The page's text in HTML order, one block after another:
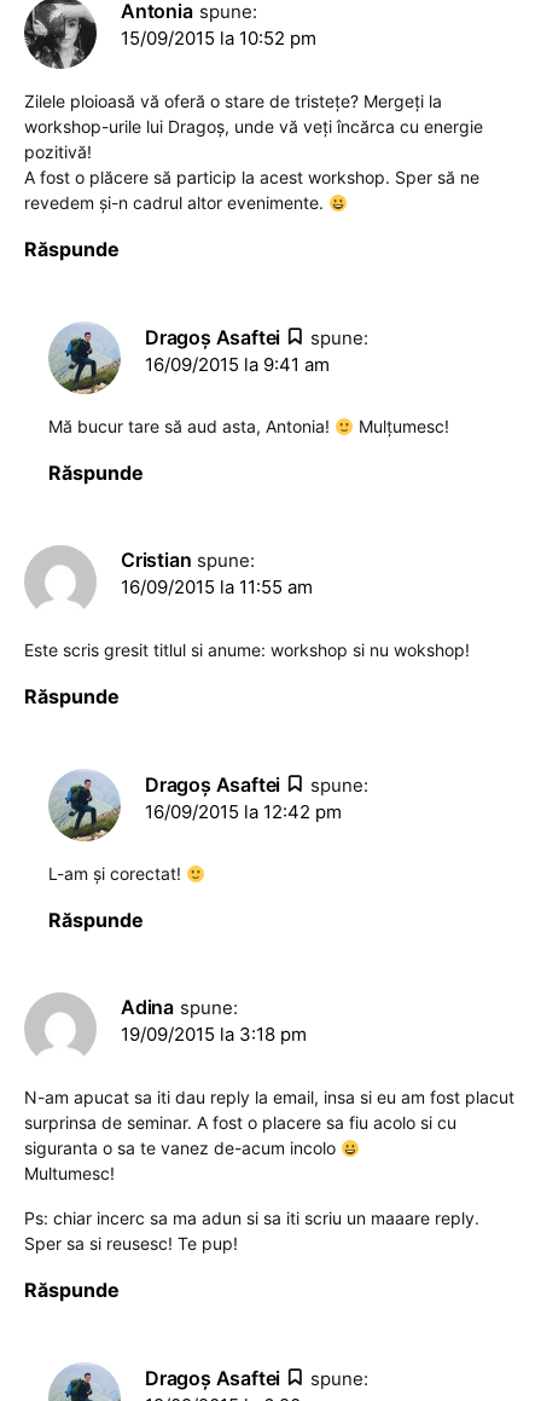
Antonia spune:
15/09/2015 la 10:52 pm
Zilele ploioasă vă oferă o stare de tristețe? Mergeți la
workshop-urile lui Dragoș, unde vă veți încărca cu energie
pozitivă!
A fost o plăcere să particip la acest workshop. Sper să ne
revedem și-n cadrul altor evenimente.
Răspunde
Dragoş Asaftei
spune:
16/09/2015 la 9:41 am
Mă bucur tare să aud asta, Antonia! Mulțumesc!
Răspunde
Cristian spune:
16/09/2015 la 11:55 am
Este scris gresit titlul si anume: workshop si nu wokshop!
Răspunde
Dragoş Asaftei
spune:
16/09/2015 la 12:42 pm
L-am și corectat!
Răspunde
Adina spune:
19/09/2015 la 3:18 pm
N-am apucat sa iti dau reply la email, insa si eu am fost placut
surprinsa de seminar. A fost o placere sa fiu acolo si cu
siguranta o sa te vanez de-acum incolo
Multumesc!
Ps: chiar incerc sa ma adun si sa iti scriu un maaare reply.
Sper sa si reusesc! Te pup!
Răspunde
Dragoş Asaftei
spune: